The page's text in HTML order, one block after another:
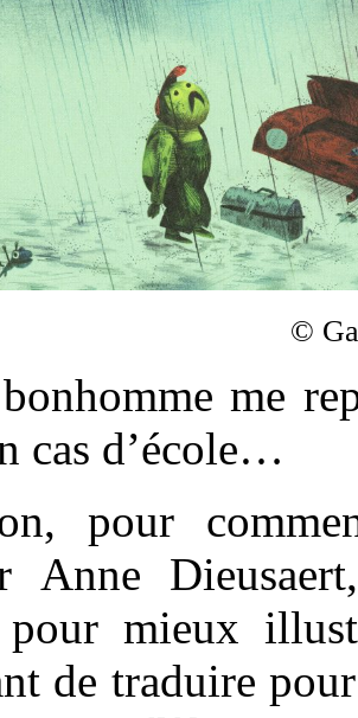
©
me
cas d’école…
pour
Anne
pour mieux
de traduire